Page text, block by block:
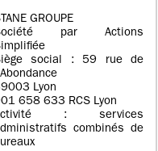
GROUPE
par Actions
social : 59 rue de
Lyon
658 633 RCS Lyon
: services
combinés de